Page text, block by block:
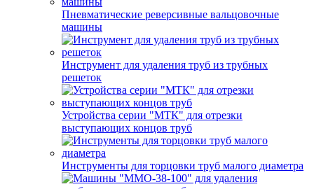
Пневматические реверсивные вальцовочные
машины
Инструмент для удаления труб из трубных
решеток
Устройства серии "МТК" для отрезки
выступающих концов труб
Инструменты для торцовки труб малого диаметра